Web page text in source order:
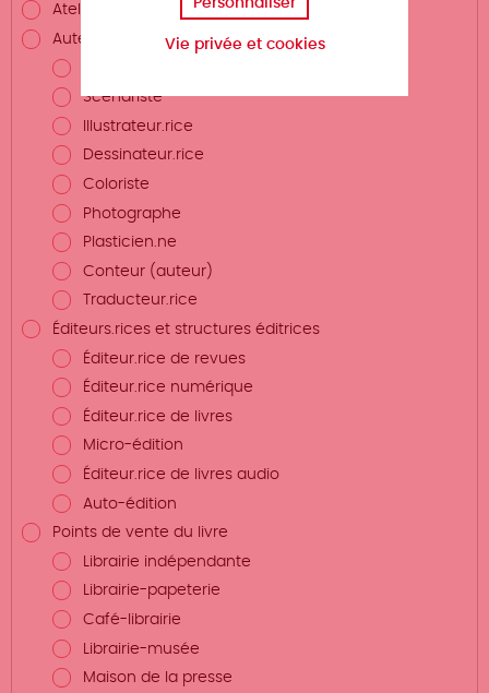
Atelier d'écriture
Auteurs.rices et métiers de la création
Scénariste
Illustrateur.rice
Dessinateur.rice
Coloriste
Photographe
Plasticien.ne
Conteur (auteur)
Traducteur.rice
Éditeurs.rices et structures éditrices
Éditeur.rice de revues
Éditeur.rice numérique
Éditeur.rice de livres
Micro-édition
Éditeur.rice de livres audio
Auto-édition
Points de vente du livre
Librairie indépendante
Librairie-papeterie
Café-librairie
Librairie-musée
Maison de la presse
Personnaliser
Vie privée et cookies